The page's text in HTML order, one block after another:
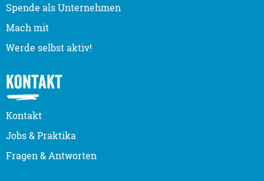
Spende als Unternehmen
Mach mit
Werde selbst aktiv!
KONTAKT
Kontakt
Jobs & Praktika
Fragen & Antworten